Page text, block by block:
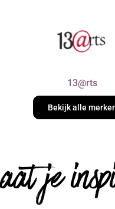
13@rts
Bekijk alle
je